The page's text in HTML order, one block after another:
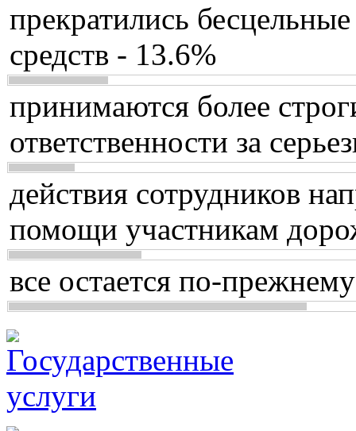
прекратились
средств - 13.6%
принимаются более
ответственности за
действия сотрудников
помощи участникам
все остается по-